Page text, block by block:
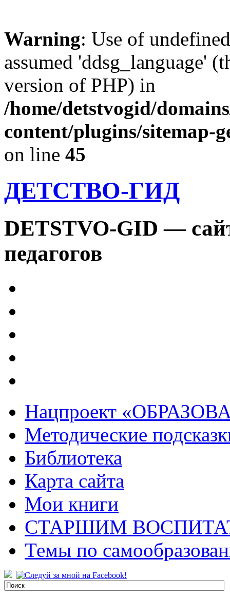
Warning: Use of
assumed 'ddsg_language'
version of PHP) in
/home/detstvogid/
content/plugins/sitemap-
on line 45
ДЕТСТВО-ГИД
DETSTVO-GID —
педагогов
Нацпроект
Методические
Библиотека
Карта сайта
Мои книги
СТАРШИМ
Темы по